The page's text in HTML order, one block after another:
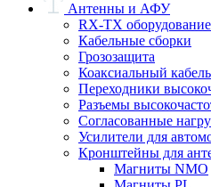
Антенны и АФУ
RX-TX оборудование
Кабельные сборки
Грозозащита
Коаксиальный кабель
Переходники
Разъемы
Согласованные
Усилители для
Кронштейны для
Магниты NMO